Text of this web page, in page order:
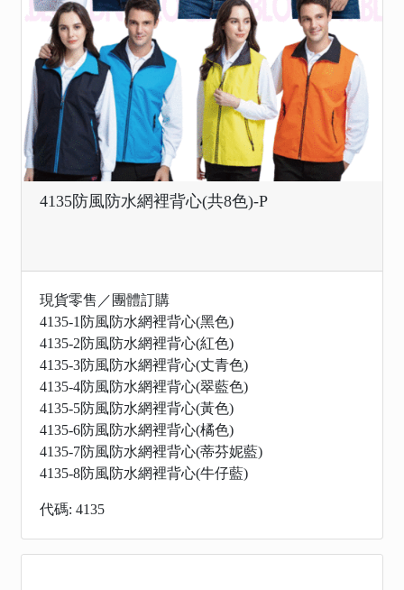
4135防風防水網裡背心(共8色)-P
現貨零售／團體訂購
4135-1防風防水網裡背心(黑色)
4135-2防風防水網裡背心(紅色)
4135-3防風防水網裡背心(丈青色)
4135-4防風防水網裡背心(翠藍色)
4135-5防風防水網裡背心(黃色)
4135-6防風防水網裡背心(橘色)
4135-7防風防水網裡背心(蒂芬妮藍)
4135-8防風防水網裡背心(牛仔藍)
代碼: 4135